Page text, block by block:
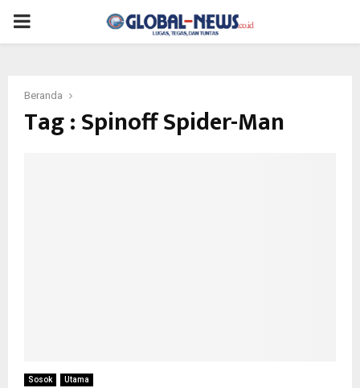
PRIMARY
Beranda
Tag : Spinoff Spider-Man
Sosok Utama